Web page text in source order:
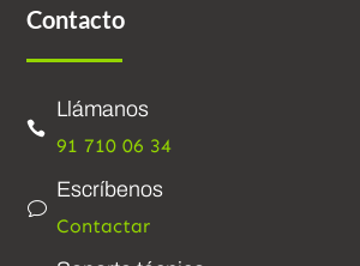
Contacto

Llámanos
91 710 06 34
v
Escríbenos
Contactar